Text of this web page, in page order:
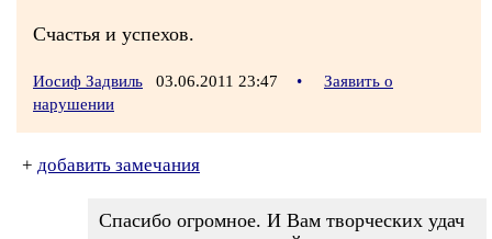
Счастья и успехов.
Иосиф Задвиль 03.06.2011 23:47 •
Заявить о
нарушении
+ добавить замечания
Спасибо огромное. И Вам творческих удач